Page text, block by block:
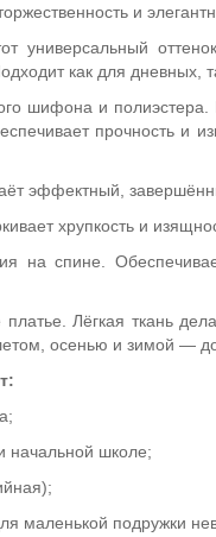
и
универсальный
как для дневных,
шифона и
прочность и
эффектный,
хрупкость и
на спине.
платье. Лёгкая ткань
осенью и зимой —
начальной школе;
маленькой подружки